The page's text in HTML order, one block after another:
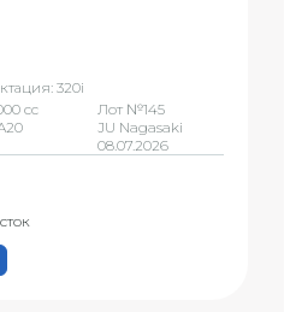
320i
сс
Лот №145
JU Nagasaki
08.07.2026